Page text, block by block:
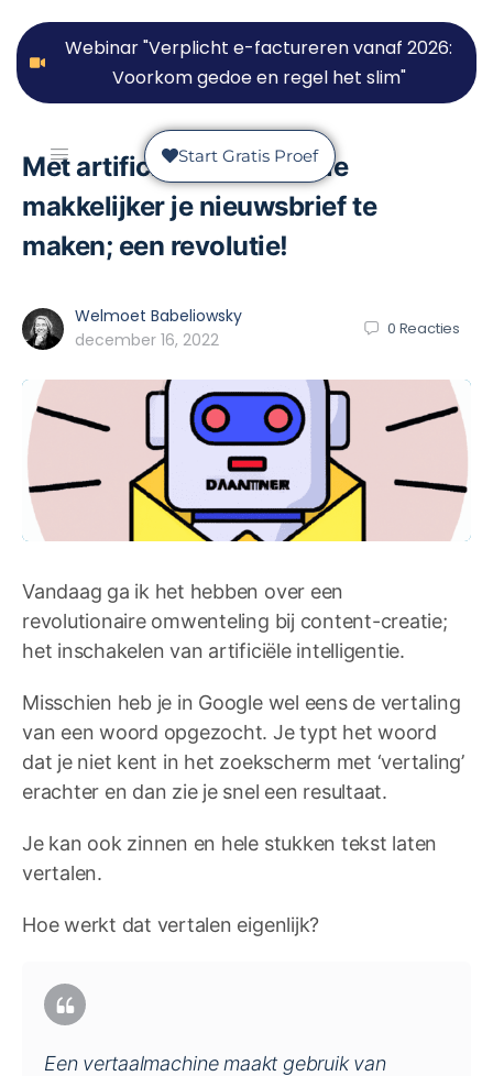
Webinar "Verplicht e-factureren vanaf 2026:
Voorkom gedoe en regel het slim"
Start Gratis Proef
Met artificiële intelligentie
makkelijker je nieuwsbrief te
maken; een revolutie!
Welmoet Babeliowsky
december 16, 2022
0 Reacties
Vandaag ga ik het hebben over een
revolutionaire omwenteling bij content-creatie;
het inschakelen van artificiële intelligentie.
Misschien heb je in Google wel eens de vertaling
van een woord opgezocht. Je typt het woord
dat je niet kent in het zoekscherm met ‘vertaling’
erachter en dan zie je snel een resultaat.
Je kan ook zinnen en hele stukken tekst laten
vertalen.
Hoe werkt dat vertalen eigenlijk?
Een vertaalmachine maakt gebruik van